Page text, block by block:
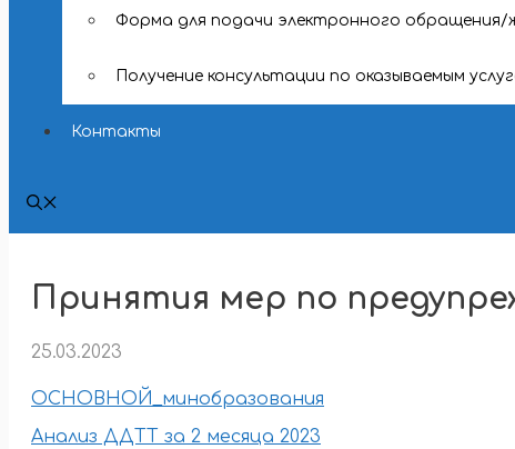
Форма для подачи электронного обращения/
Получение консультации по оказываемым
Контакты
Принятия мер по
25.03.2023
ОСНОВНОЙ_минобразования
Анализ ДДТТ за 2 месяца 2023